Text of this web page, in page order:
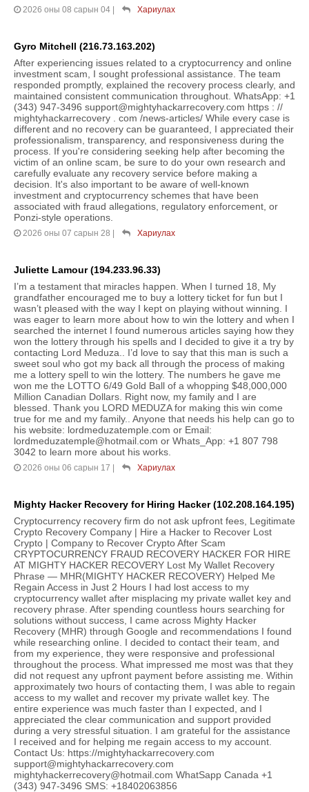
2026 оны 08 сарын 04 | Хариулах
Gyro Mitchell (216.73.163.202)
After experiencing issues related to a cryptocurrency and online
investment scam, I sought professional assistance. The team
responded promptly, explained the recovery process clearly, and
maintained consistent communication throughout. WhatsApp: +1
(343) 947-3496 support@mightyhackarrecovery.com https : //
mightyhackarrecovery . com /news-articles/ While every case is
different and no recovery can be guaranteed, I appreciated their
professionalism, transparency, and responsiveness during the
process. If you're considering seeking help after becoming the
victim of an online scam, be sure to do your own research and
carefully evaluate any recovery service before making a
decision. It's also important to be aware of well-known
investment and cryptocurrency schemes that have been
associated with fraud allegations, regulatory enforcement, or
Ponzi-style operations.
2026 оны 07 сарын 28 | Хариулах
Juliette Lamour (194.233.96.33)
I’m a testament that miracles happen. When I turned 18, My
grandfather encouraged me to buy a lottery ticket for fun but I
wasn’t pleased with the way I kept on playing without winning. I
was eager to learn more about how to win the lottery and when I
searched the internet I found numerous articles saying how they
won the lottery through his spells and I decided to give it a try by
contacting Lord Meduza.. I’d love to say that this man is such a
sweet soul who got my back all through the process of making
me a lottery spell to win the lottery. The numbers he gave me
won me the LOTTO 6/49 Gold Ball of a whopping $48,000,000
Million Canadian Dollars. Right now, my family and I are
blessed. Thank you LORD MEDUZA for making this win come
true for me and my family.. Anyone that needs his help can go to
his website: lordmeduzatemple.com or Email:
lordmeduzatemple@hotmail.com or Whats_App: +1 807 798
3042 to learn more about his works.
2026 оны 06 сарын 17 | Хариулах
Mighty Hacker Recovery for Hiring Hacker (102.208.164.195)
Cryptocurrency recovery firm do not ask upfront fees, Legitimate
Crypto Recovery Company | Hire a Hacker to Recover Lost
Crypto | Company to Recover Crypto After Scam
CRYPTOCURRENCY FRAUD RECOVERY HACKER FOR HIRE
AT MIGHTY HACKER RECOVERY Lost My Wallet Recovery
Phrase — MHR(MIGHTY HACKER RECOVERY) Helped Me
Regain Access in Just 2 Hours I had lost access to my
cryptocurrency wallet after misplacing my private wallet key and
recovery phrase. After spending countless hours searching for
solutions without success, I came across Mighty Hacker
Recovery (MHR) through Google and recommendations I found
while researching online. I decided to contact their team, and
from my experience, they were responsive and professional
throughout the process. What impressed me most was that they
did not request any upfront payment before assisting me. Within
approximately two hours of contacting them, I was able to regain
access to my wallet and recover my private wallet key. The
entire experience was much faster than I expected, and I
appreciated the clear communication and support provided
during a very stressful situation. I am grateful for the assistance
I received and for helping me regain access to my account.
Contact Us: https://mightyhackarrecovery.com
support@mightyhackarrecovery.com
mightyhackerrecovery@hotmail.com WhatSapp Canada +1
(343) 947-3496 SMS: +18402063856